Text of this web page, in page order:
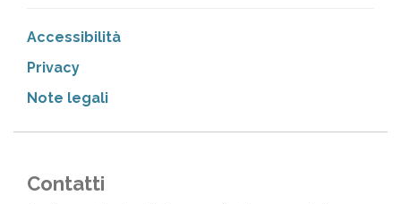
Accessibilità
Privacy
Note legali
Contatti